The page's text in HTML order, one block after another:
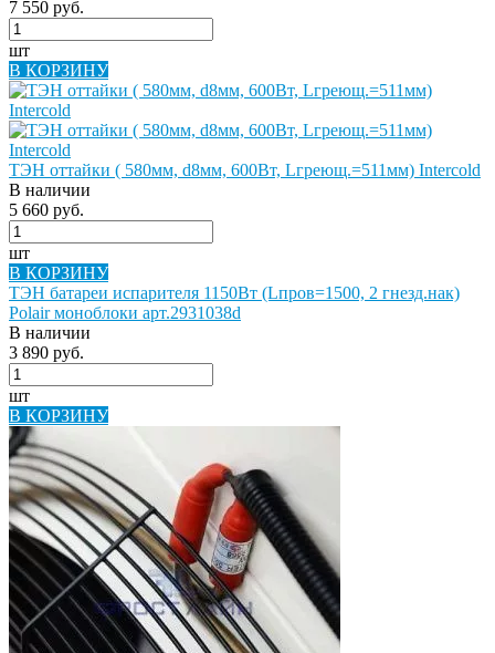
7 550 руб.
шт
В КОРЗИНУ
ТЭН оттайки ( 580мм, d8мм, 600Вт, Lгреющ.=511мм) Intercold
В наличии
5 660 руб.
шт
В КОРЗИНУ
ТЭН батареи испарителя 1150Вт (Lпров=1500, 2 гнезд.нак)
Polair моноблоки арт.2931038d
В наличии
3 890 руб.
шт
В КОРЗИНУ